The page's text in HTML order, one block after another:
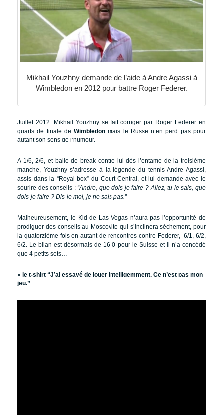
Mikhail Youzhny demande de l’aide à Andre Agassi à
Wimbledon en 2012 pour battre Roger Federer.
Juillet 2012. Mikhail Youzhny se fait corriger par Roger Federer en
quarts de finale deWimbledon mais le Russe n’en perd pas pour
autant son sens de l’humour.
A 1/6, 2/6, et balle de break contre lui dès l’entame de la troisième
manche, Youzhny s’adresse à la légende du tennis Andre Agassi,
assis dans la “Royal box” du Court Central, et lui demande avec le
sourire des conseils : “Andre, que dois-je faire ? Allez, tu le sais, que
dois-je faire ? Dis-le moi, je ne sais pas.”
Malheureusement, le Kid de Las Vegas n’aura pas l’opportunité de
prodiguer des conseils au Moscovite qui s’inclinera sèchement, pour
la quatorzième fois en autant de rencontres contre Federer, 6/1, 6/2,
6/2. Le bilan est désormais de 16-0 pour le Suisse et il n’a concédé
que 4 petits sets…
» le t-shirt “J’ai essayé de jouer intelligemment. Ce n’est pas mon
jeu.”